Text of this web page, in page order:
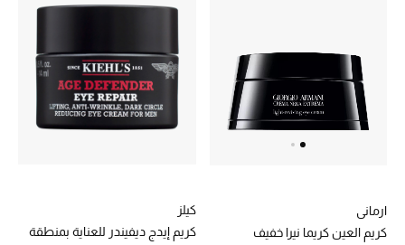
الموسم الجديد
ما وصل حديثاً
هدايا للأطفال
ارماني
كريم العين كريما نيرا خفيف
كيلز
كريم إيدج ديفيندر للعناية بمنطقة